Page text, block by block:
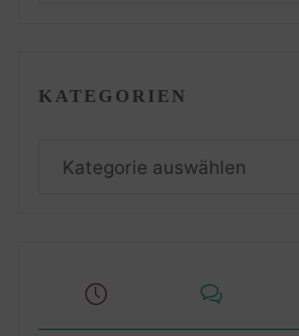
KATEGORIEN